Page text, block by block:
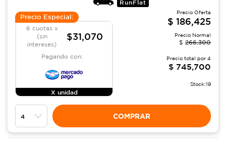
RunFlat
Precio Especial:
6 cuotas x
(sin
intereses)
$31,070
Pagando con:
X unidad
Precio Oferta
$ 186,425
Precio Normal
$ 266,300
Precio total por 4
$ 745,700
Stock:19
COMPRAR